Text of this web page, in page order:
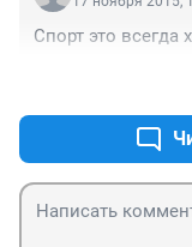
Спорт это